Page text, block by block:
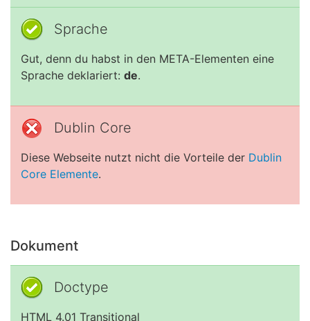
Sprache
Gut, denn du habst in den META-Elementen eine
Sprache deklariert: de.
Dublin Core
Diese Webseite nutzt nicht die Vorteile der Dublin
Core Elemente.
Dokument
Doctype
HTML 4.01 Transitional